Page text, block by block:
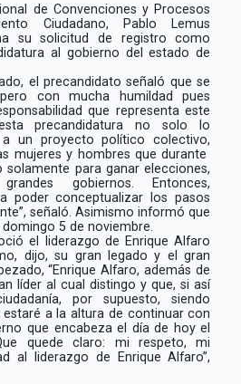
de Convenciones y Procesos
Ciudadano, Pablo Lemus
su solicitud de registro como
al gobierno del estado de
el precandidato señaló que se
con mucha humildad pues
que representa este
precandidatura no solo lo
un proyecto político colectivo,
mujeres y hombres que durante
para ganar elecciones,
gobiernos. Entonces,
poder conceptualizar los pasos
señaló. Asimismo informó que
5 de noviembre.
el liderazgo de Enrique Alfaro
dijo, su gran legado y el gran
“Enrique Alfaro, además de
líder al cual distingo y que, si así
por supuesto, siendo
a la altura de continuar con
que encabeza el día de hoy el
quede claro: mi respeto, mi
al liderazgo de Enrique Alfaro”,